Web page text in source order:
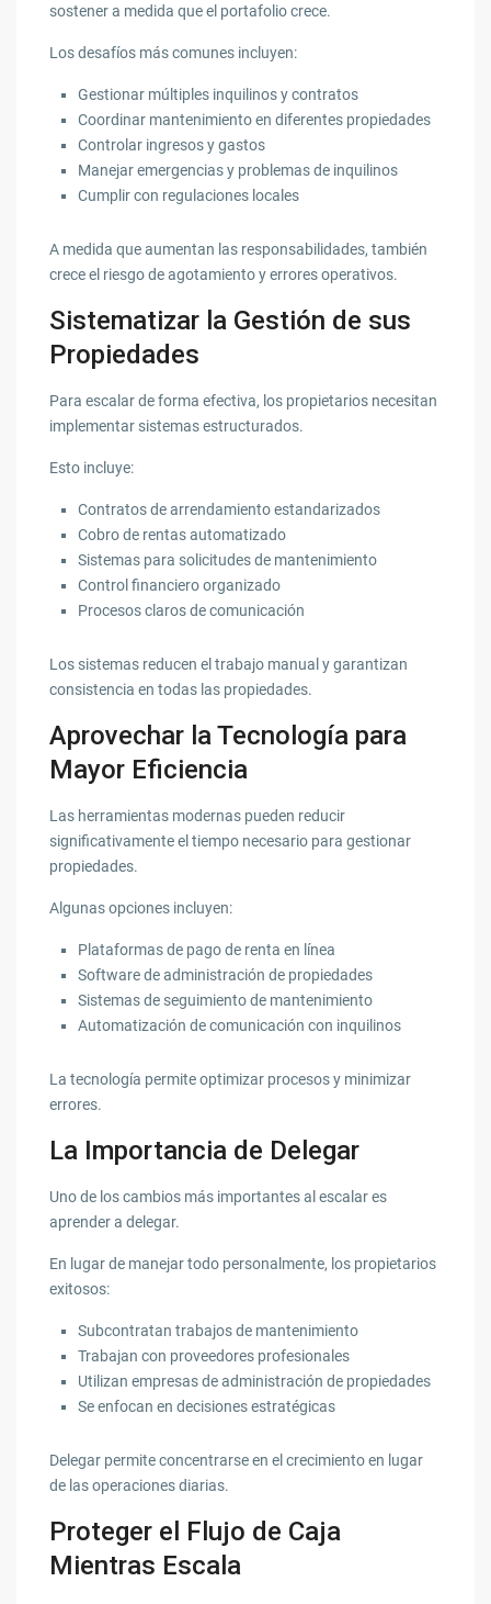
sostener a medida que el portafolio crece.
Los desafíos más comunes incluyen:
Gestionar múltiples inquilinos y contratos
Coordinar mantenimiento en diferentes propiedades
Controlar ingresos y gastos
Manejar emergencias y problemas de inquilinos
Cumplir con regulaciones locales
A medida que aumentan las responsabilidades, también
crece el riesgo de agotamiento y errores operativos.
Sistematizar la Gestión de sus
Propiedades
Para escalar de forma efectiva, los propietarios necesitan
implementar sistemas estructurados.
Esto incluye:
Contratos de arrendamiento estandarizados
Cobro de rentas automatizado
Sistemas para solicitudes de mantenimiento
Control financiero organizado
Procesos claros de comunicación
Los sistemas reducen el trabajo manual y garantizan
consistencia en todas las propiedades.
Aprovechar la Tecnología para
Mayor Eficiencia
Las herramientas modernas pueden reducir
significativamente el tiempo necesario para gestionar
propiedades.
Algunas opciones incluyen:
Plataformas de pago de renta en línea
Software de administración de propiedades
Sistemas de seguimiento de mantenimiento
Automatización de comunicación con inquilinos
La tecnología permite optimizar procesos y minimizar
errores.
La Importancia de Delegar
Uno de los cambios más importantes al escalar es
aprender a delegar.
En lugar de manejar todo personalmente, los propietarios
exitosos:
Subcontratan trabajos de mantenimiento
Trabajan con proveedores profesionales
Utilizan empresas de administración de propiedades
Se enfocan en decisiones estratégicas
Delegar permite concentrarse en el crecimiento en lugar
de las operaciones diarias.
Proteger el Flujo de Caja
Mientras Escala